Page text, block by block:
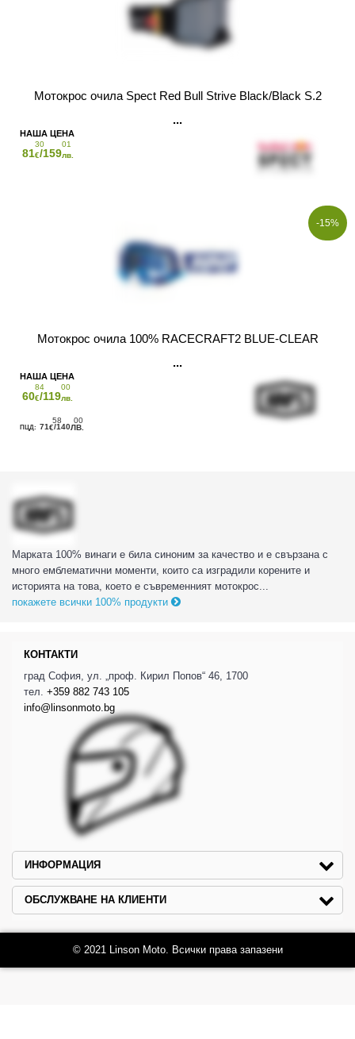
Марката 100% винаги е била синоним за качество и е свързана с
много емблематични моменти, които са изградили корените и
историята на това, което е съвременният мотокрос...
покажете всички 100% продукти
Мотокрос очила Spect Red Bull Strive Black/Black S.2
81
30
€/159
01
лв.
-15%
Мотокрос очила 100% RACECRAFT2 BLUE-CLEAR
60
84
€/119
00
лв.
71
58
€/140
00
ЛВ.
КОНТАКТИ
град София, ул. „проф. Кирил Попов“ 46, 1700
тел. +359 882 743 105
info@linsonmoto.bg
ИНФОРМАЦИЯ
ОБСЛУЖВАНЕ НА КЛИЕНТИ
© 2021 Linson Moto. Всички права запазени